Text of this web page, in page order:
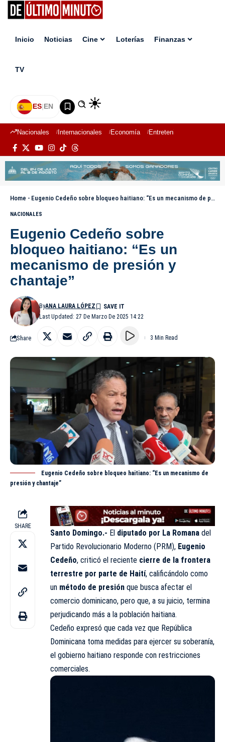
Inicio Noticias Cine Loterías Finanzas
TV
ES|EN
Nacionales Internacionales Economía Entretenimiento
Home - Eugenio Cedeño sobre bloqueo haitiano: “Es un mecanismo de presión y chantaje”
NACIONALES
Eugenio Cedeño sobre
bloqueo haitiano: “Es un
mecanismo de presión y
chantaje”
Last Updated: 27 De Marzo De 2025 14:22
ByANA LAURA LÓPEZ
Share 3 Min Read
Eugenio Cedeño sobre bloqueo haitiano: “Es un mecanismo de
presión y chantaje”
SHARE
Santo Domingo.- El diputado por La Romana del
Partido Revolucionario Moderno (PRM), Eugenio
Cedeño, criticó el reciente cierre de la frontera
terrestre por parte de Haití, calificándolo como
un método de presión que busca afectar el
comercio dominicano, pero que, a su juicio, termina
perjudicando más a la población haitiana.
Cedeño expresó que cada vez que República
Dominicana toma medidas para ejercer su soberanía,
el gobierno haitiano responde con restricciones
comerciales.